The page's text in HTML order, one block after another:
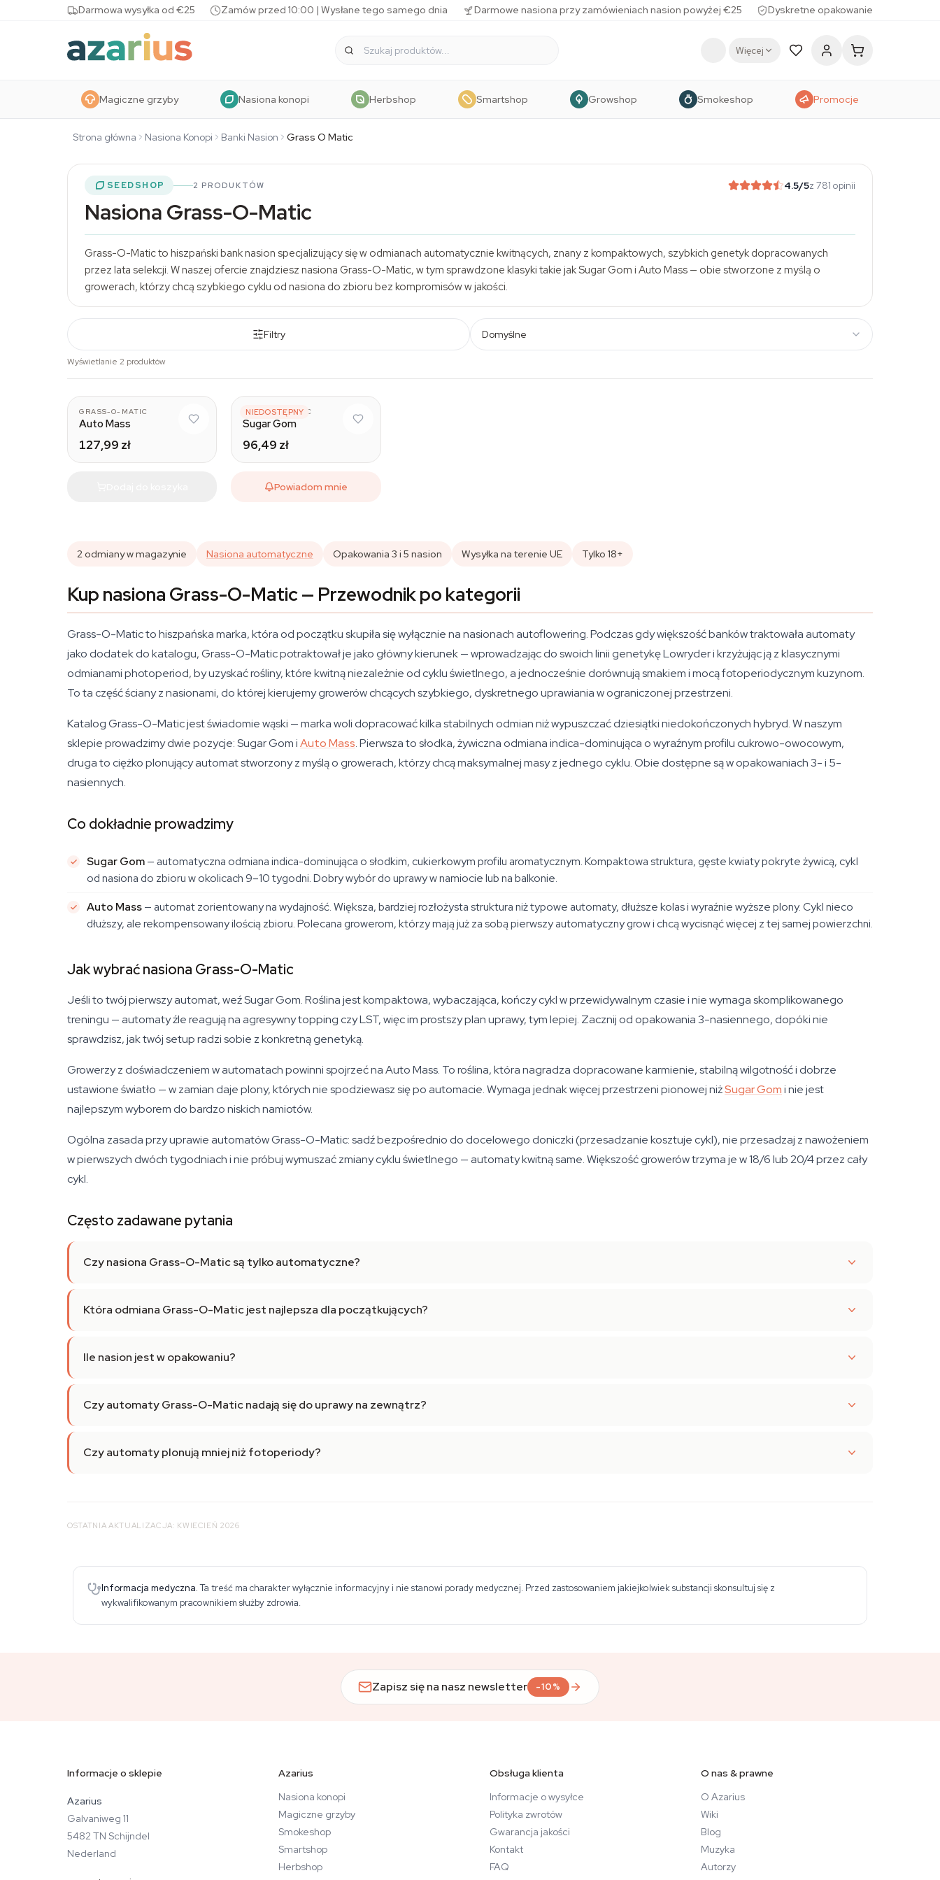
Skip to contentDarmowa wysyłka od €25 Zamów przed 10:00 | Wysłane tego samego dnia Darmowe nasiona przy zamówieniach nasion powyżej €25 Dyskretne opakowanie
Więcej
Magiczne grzyby Nasiona konopi Herbshop Smartshop Growshop Smokeshop Promocje
Strona główna Nasiona Konopi Banki Nasion Grass O Matic
SEEDSHOP 2 PRODUKTÓW 4.5/5z 781 opinii
Nasiona Grass-O-Matic
Grass-O-Matic to hiszpański bank nasion specjalizujący się w odmianach automatycznie kwitnących, znany z kompaktowych, szybkich genetyk dopracowanych
przez lata selekcji. W naszej ofercie znajdziesz nasiona Grass-O-Matic, w tym sprawdzone klasyki takie jak Sugar Gom i Auto Mass — obie stworzone z myślą o
growerach, którzy chcą szybkiego cyklu od nasiona do zbioru bez kompromisów w jakości.
Filtry Domyślne
Wyświetlanie 2 produktów
GRASS-O-MATIC
Auto Mass
127,99 zł
NIEDOSTĘPNY
GRASS-O-MATIC
Sugar Gom
96,49 zł
Powiadom mnie
2 odmiany w magazynie Nasiona automatyczne Opakowania 3 i 5 nasion Wysyłka na terenie UE Tylko 18+
Kup nasiona Grass-O-Matic — Przewodnik po kategorii
Grass-O-Matic to hiszpańska marka, która od początku skupiła się wyłącznie na nasionach autoflowering. Podczas gdy większość banków traktowała automaty
jako dodatek do katalogu, Grass-O-Matic potraktował je jako główny kierunek — wprowadzając do swoich linii genetykę Lowryder i krzyżując ją z klasycznymi
odmianami photoperiod, by uzyskać rośliny, które kwitną niezależnie od cyklu świetlnego, a jednocześnie dorównują smakiem i mocą fotoperiodycznym kuzynom.
To ta część ściany z nasionami, do której kierujemy growerów chcących szybkiego, dyskretnego uprawiania w ograniczonej przestrzeni.
Katalog Grass-O-Matic jest świadomie wąski — marka woli dopracować kilka stabilnych odmian niż wypuszczać dziesiątki niedokończonych hybryd. W naszym
sklepie prowadzimy dwie pozycje: Sugar Gom iAuto Mass. Pierwsza to słodka, żywiczna odmiana indica-dominująca o wyraźnym profilu cukrowo-owocowym,
druga to ciężko plonujący automat stworzony z myślą o growerach, którzy chcą maksymalnej masy z jednego cyklu. Obie dostępne są w opakowaniach 3- i 5-
nasiennych.
Co dokładnie prowadzimy
Sugar Gom— automatyczna odmiana indica-dominująca o słodkim, cukierkowym profilu aromatycznym. Kompaktowa struktura, gęste kwiaty pokryte żywicą, cykl
od nasiona do zbioru w okolicach 9–10 tygodni. Dobry wybór do uprawy w namiocie lub na balkonie.
Auto Mass— automat zorientowany na wydajność. Większa, bardziej rozłożysta struktura niż typowe automaty, dłuższe kolas i wyraźnie wyższe plony. Cykl nieco
dłuższy, ale rekompensowany ilością zbioru. Polecana growerom, którzy mają już za sobą pierwszy automatyczny grow i chcą wycisnąć więcej z tej samej powierzchni.
Jak wybrać nasiona Grass-O-Matic
Jeśli to twój pierwszy automat, weź Sugar Gom. Roślina jest kompaktowa, wybaczająca, kończy cykl w przewidywalnym czasie i nie wymaga skomplikowanego
treningu — automaty źle reagują na agresywny topping czy LST, więc im prostszy plan uprawy, tym lepiej. Zacznij od opakowania 3-nasiennego, dopóki nie
sprawdzisz, jak twój setup radzi sobie z konkretną genetyką.
Growerzy z doświadczeniem w automatach powinni spojrzeć na Auto Mass. To roślina, która nagradza dopracowane karmienie, stabilną wilgotność i dobrze
ustawione światło — w zamian daje plony, których nie spodziewasz się po automacie. Wymaga jednak więcej przestrzeni pionowej niżSugar Gomi nie jest
najlepszym wyborem do bardzo niskich namiotów.
Ogólna zasada przy uprawie automatów Grass-O-Matic: sadź bezpośrednio do docelowego doniczki (przesadzanie kosztuje cykl), nie przesadzaj z nawożeniem
w pierwszych dwóch tygodniach i nie próbuj wymuszać zmiany cyklu świetlnego — automaty kwitną same. Większość growerów trzyma je w 18/6 lub 20/4 przez cały
cykl.
Często zadawane pytania
Czy nasiona Grass-O-Matic są tylko automatyczne?
Która odmiana Grass-O-Matic jest najlepsza dla początkujących?
Ile nasion jest w opakowaniu?
Czy automaty Grass-O-Matic nadają się do uprawy na zewnątrz?
Czy automaty plonują mniej niż fotoperiody?
OSTATNIA AKTUALIZACJA: KWIECIEŃ 2026
Informacja medyczna. Ta treść ma charakter wyłącznie informacyjny i nie stanowi porady medycznej. Przed zastosowaniem jakiejkolwiek substancji skonsultuj się z
wykwalifikowanym pracownikiem służby zdrowia.
Zapisz się na nasz newsletter -10%
Informacje o sklepie
Azarius
Galvaniweg 11
5482 TN Schijndel
Nederland
Azarius
Nasiona konopi
Magiczne grzyby
Smokeshop
Smartshop
Herbshop
Obsługa klienta
Informacje o wysyłce
Polityka zwrotów
Gwarancja jakości
Kontakt
FAQ
O nas & prawne
O Azarius
Wiki
Blog
Muzyka
Autorzy